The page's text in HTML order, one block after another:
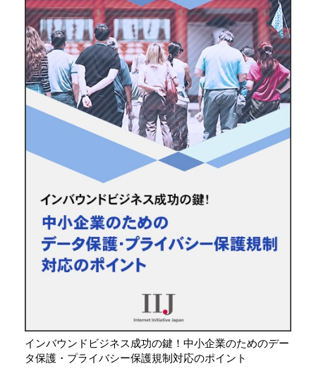
インバウンドビジネス成功の鍵！中小企業のためのデー
タ保護・プライバシー保護規制対応のポイント